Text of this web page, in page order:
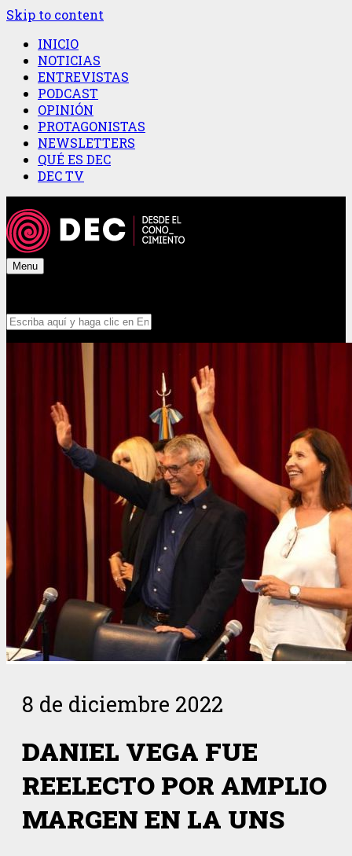
Skip to content
INICIO
NOTICIAS
ENTREVISTAS
PODCAST
OPINIÓN
PROTAGONISTAS
NEWSLETTERS
QUÉ ES DEC
DEC TV
Menu
8 de diciembre 2022
DANIEL VEGA FUE
REELECTO POR AMPLIO
MARGEN EN LA UNS